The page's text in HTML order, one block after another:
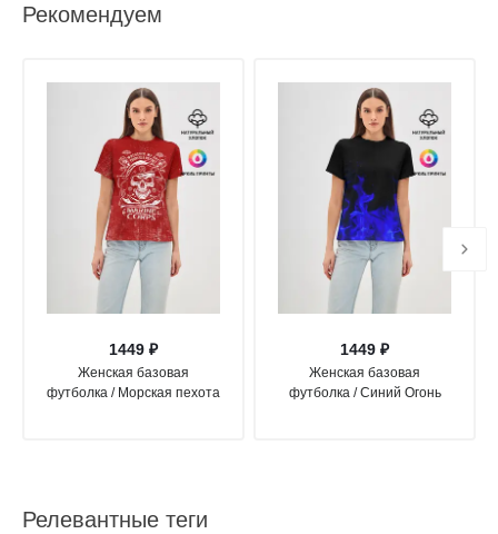
Рекомендуем
1449 ₽
Женская базовая
футболка / Морская пехота
1449 ₽
Женская базовая
футболка / Синий Огонь
Релевантные теги